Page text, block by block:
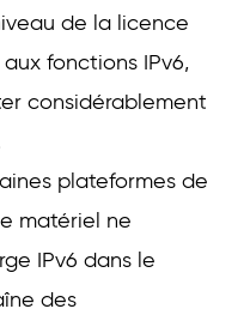
de la licence
fonctions IPv6,
considérablement
plateformes de
matériel ne
IPv6 dans le
des